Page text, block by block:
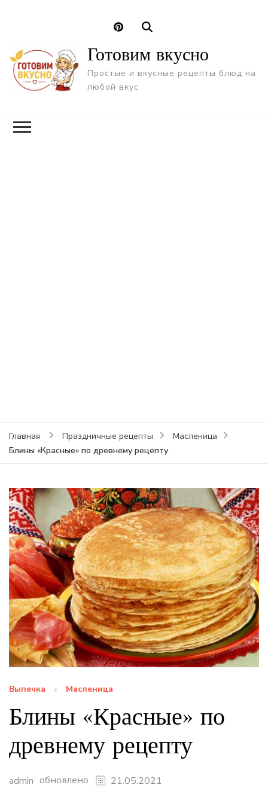
Готовим вкусно
Простые и вкусные рецепты блюд на
любой вкус
Главная Праздничные рецепты
Масленица
Блины «Красные» по древнему рецепту
Выпечка Масленица
Блины «Красные» по
древнему рецепту
admin обновлено 21.05.2021